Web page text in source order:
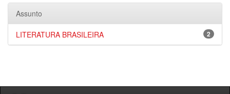
Assunto
2
LITERATURA BRASILEIRA